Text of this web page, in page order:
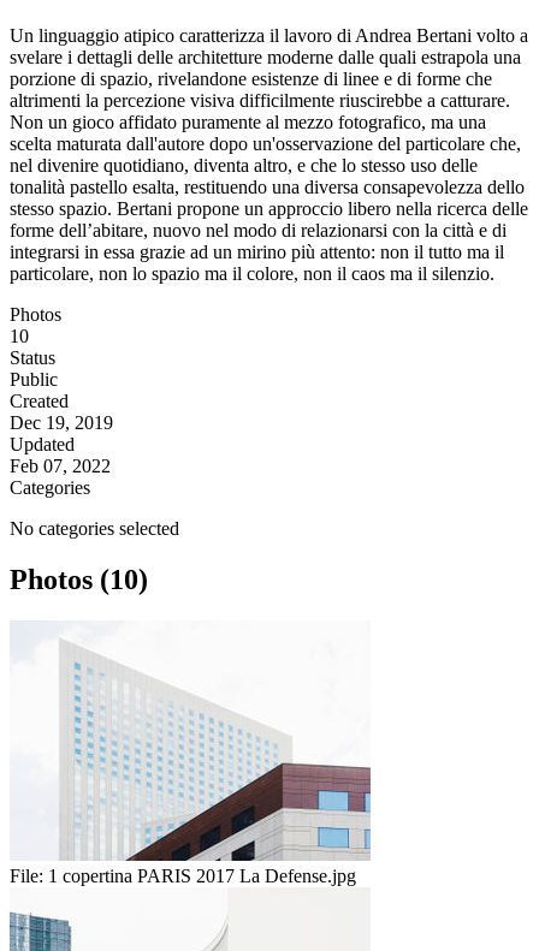
Un linguaggio atipico caratterizza il lavoro di Andrea Bertani volto a
svelare i dettagli delle architetture moderne dalle quali estrapola una
porzione di spazio, rivelandone esistenze di linee e di forme che
altrimenti la percezione visiva difficilmente riuscirebbe a catturare.
Non un gioco affidato puramente al mezzo fotografico, ma una
scelta maturata dall'autore dopo un'osservazione del particolare che,
nel divenire quotidiano, diventa altro, e che lo stesso uso delle
tonalità pastello esalta, restituendo una diversa consapevolezza dello
stesso spazio. Bertani propone un approccio libero nella ricerca delle
forme dell’abitare, nuovo nel modo di relazionarsi con la città e di
integrarsi in essa grazie ad un mirino più attento: non il tutto ma il
particolare, non lo spazio ma il colore, non il caos ma il silenzio.
Photos
10
Status
Public
Created
Dec 19, 2019
Updated
Feb 07, 2022
Categories
No categories selected
Photos (10)
File: 1 copertina PARIS 2017 La Defense.jpg